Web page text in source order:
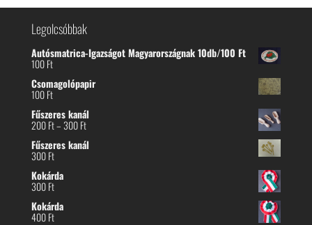
Legolcsóbbak
Autósmatrica-Igazságot Magyarországnak 10db/100 Ft
100Ft
Csomagolópapir
100Ft
Fűszeres kanál
200Ft–300FtÁrtartomány:
-
Fűszeres kanál
300Ft
Kokárda
300Ft
Kokárda
400Ft